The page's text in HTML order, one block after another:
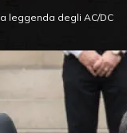
leggenda degli AC/DC